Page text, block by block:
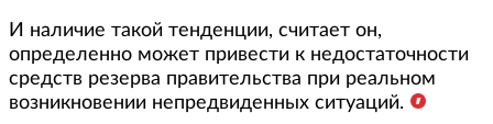
И наличие такой тенденции, считает он,
определенно может привести к недостаточности
средств резерва правительства при реальном
возникновении непредвиденных ситуаций.